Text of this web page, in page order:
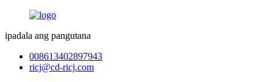
ipadala ang pangutana
008613402897943
ricj@cd-ricj.com